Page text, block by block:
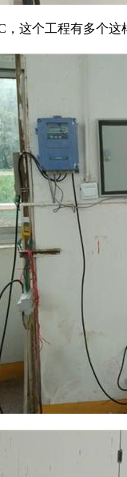
这个工程有多个